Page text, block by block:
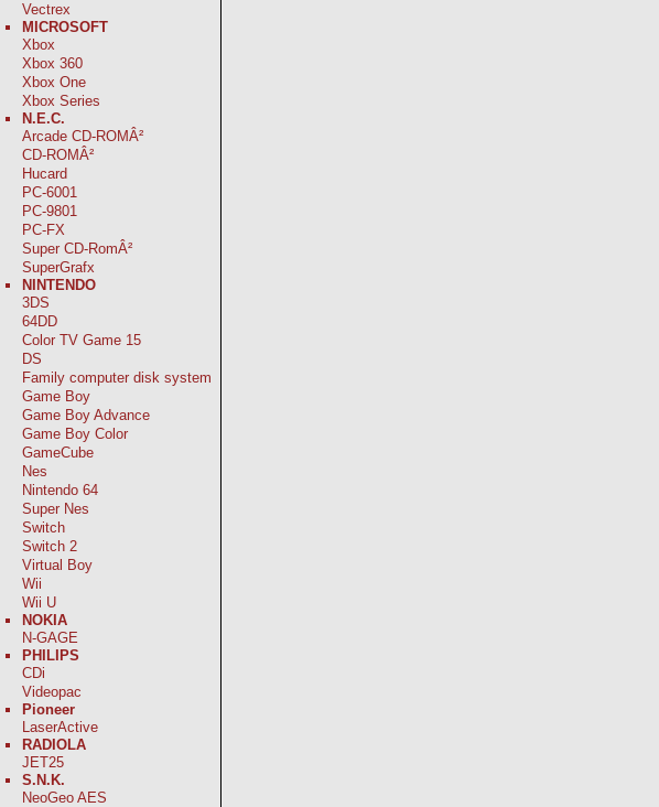
Vectrex
MICROSOFT
Xbox
Xbox 360
Xbox One
Xbox Series
N.E.C.
Arcade CD-ROMÂ²
CD-ROMÂ²
Hucard
PC-6001
PC-9801
PC-FX
Super CD-RomÂ²
SuperGrafx
NINTENDO
3DS
64DD
Color TV Game 15
DS
Family computer disk system
Game Boy
Game Boy Advance
Game Boy Color
GameCube
Nes
Nintendo 64
Super Nes
Switch
Switch 2
Virtual Boy
Wii
Wii U
NOKIA
N-GAGE
PHILIPS
CDi
Videopac
Pioneer
LaserActive
RADIOLA
JET25
S.N.K.
NeoGeo AES